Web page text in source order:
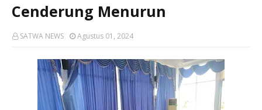
Cenderung Menurun
SATWA NEWS Agustus 01, 2024